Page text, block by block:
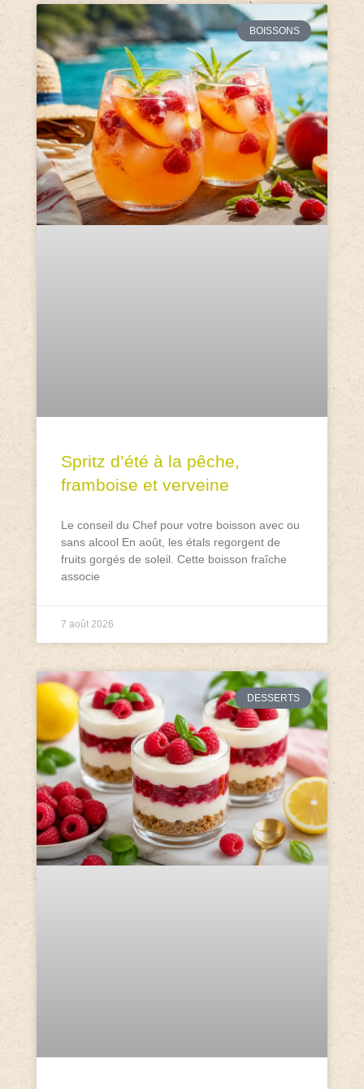
BOISSONS
Spritz d’été à la pêche,
framboise et verveine
Le conseil du Chef pour votre boisson avec ou
sans alcool En août, les étals regorgent de
fruits gorgés de soleil. Cette boisson fraîche
associe
7 août 2026
DESSERTS